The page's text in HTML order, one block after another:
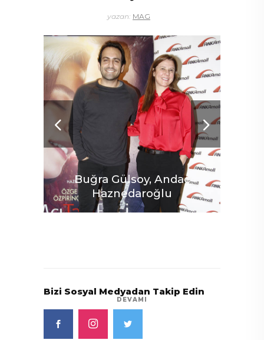
yazan: MAG
Buğra Gülsoy, Andaç
Haznedaroğlu
DEVAMI
Bizi Sosyal Medyadan Takip Edin